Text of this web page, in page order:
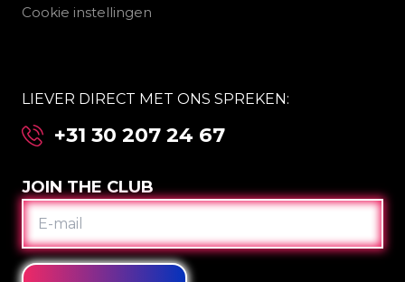
Cookie instellingen
LIEVER DIRECT MET ONS SPREKEN:
+31 30 207 24 67
JOIN THE CLUB
E-
MAIL